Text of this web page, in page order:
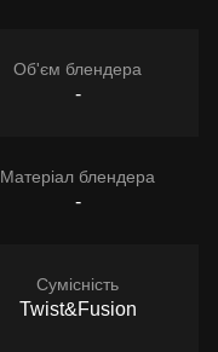
Об'єм блендера
-
Матеріал блендера
-
Сумісність
Twist&Fusion